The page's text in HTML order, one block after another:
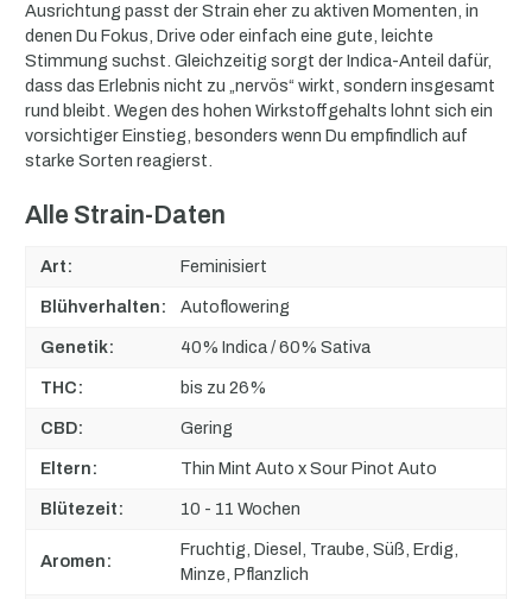
Ausrichtung passt der Strain eher zu aktiven Momenten, in
denen Du Fokus, Drive oder einfach eine gute, leichte
Stimmung suchst. Gleichzeitig sorgt der Indica-Anteil dafür,
dass das Erlebnis nicht zu „nervös“ wirkt, sondern insgesamt
rund bleibt. Wegen des hohen Wirkstoffgehalts lohnt sich ein
vorsichtiger Einstieg, besonders wenn Du empfindlich auf
starke Sorten reagierst.
Alle Strain-Daten
Art: Feminisiert
Blühverhalten: Autoflowering
Genetik: 40% Indica / 60% Sativa
THC: bis zu 26%
CBD: Gering
Eltern: Thin Mint Auto x Sour Pinot Auto
Blütezeit: 10 - 11 Wochen
Aromen:
Fruchtig, Diesel, Traube, Süß, Erdig,
Minze, Pflanzlich